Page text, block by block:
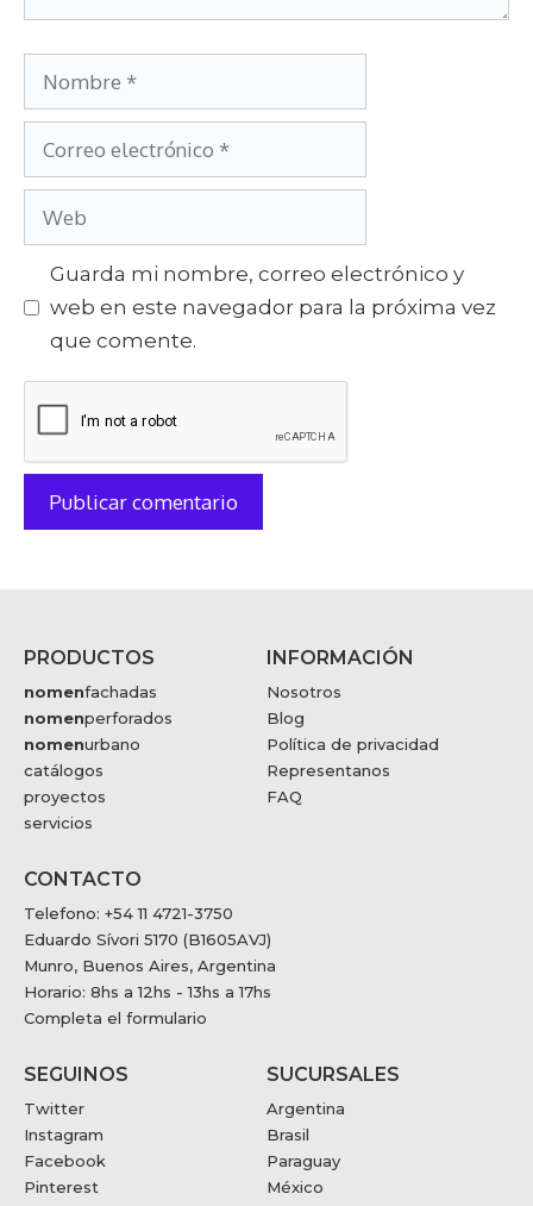
Guarda mi nombre, correo electrónico y
web en este navegador para la próxima vez
que comente.
PRODUCTOS
nomenfachadas
nomenperforados
nomenurbano
catálogos
proyectos
servicios
INFORMACIÓN
Nosotros
Blog
Política de privacidad
Representanos
FAQ
CONTACTO
Telefono: +54 11 4721-3750
Eduardo Sívori 5170 (B1605AVJ)
Munro, Buenos Aires, Argentina
Horario: 8hs a 12hs - 13hs a 17hs
Completa el formulario
SEGUINOS
Twitter
Instagram
Facebook
Pinterest
SUCURSALES
Argentina
Brasil
Paraguay
México